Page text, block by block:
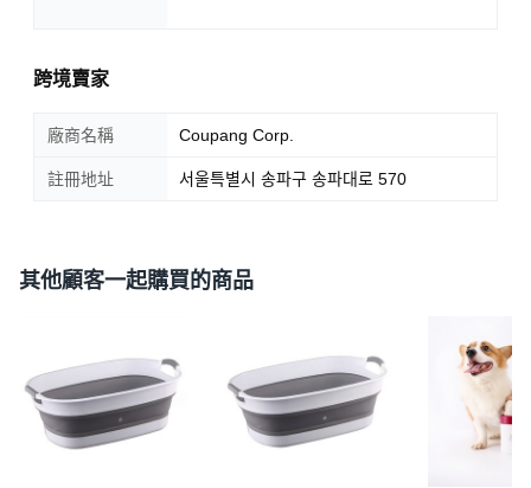
跨境賣家
廠商名稱 Coupang Corp.
註冊地址 서울특별시 송파구 송파대로 570
其他顧客一起購買的商品